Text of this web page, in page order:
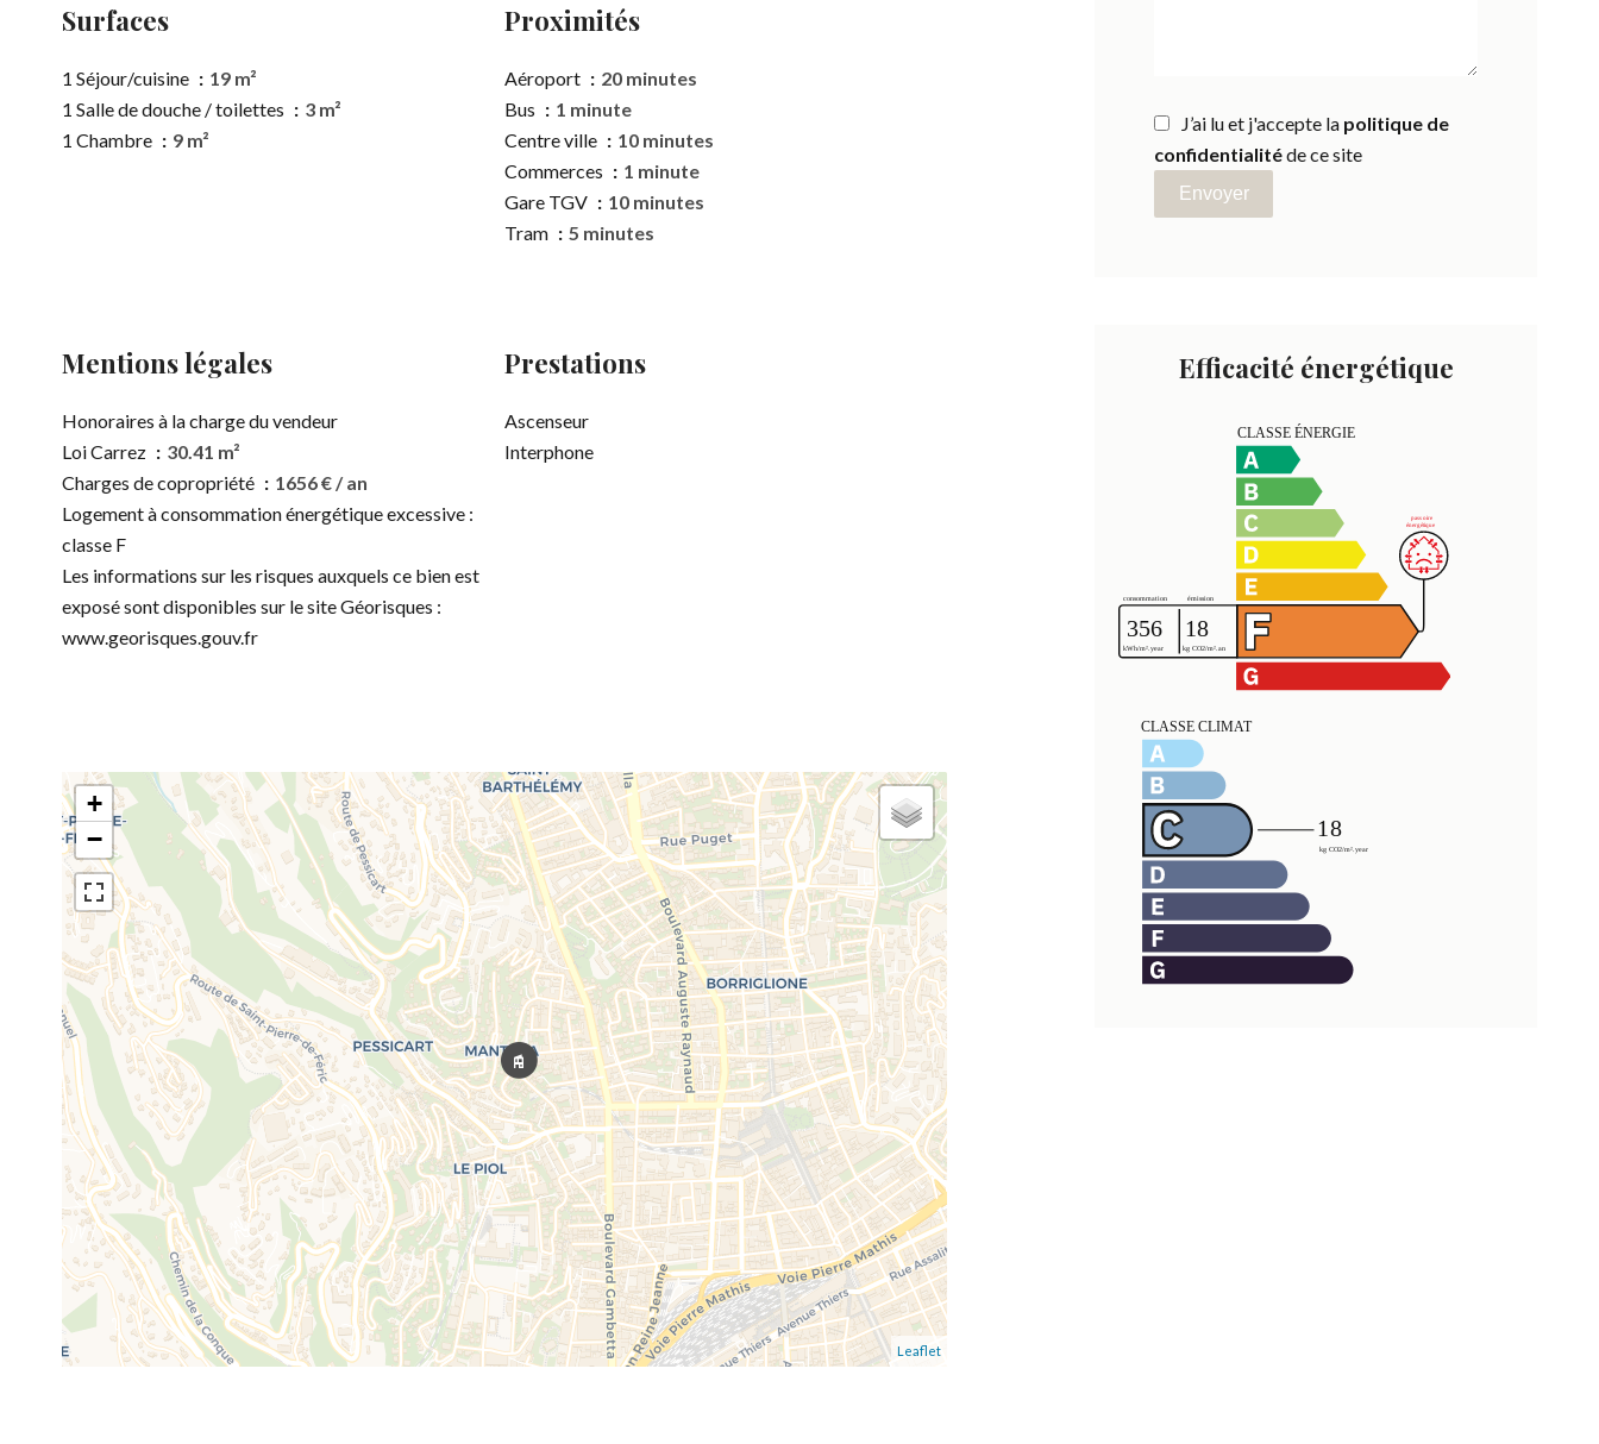
Surfaces
1 Séjour/cuisine
19 m²
1 Salle de douche / toilettes
3 m²
1 Chambre
9 m²
Proximités
Aéroport
20 minutes
Bus
1 minute
Centre ville
10 minutes
Commerces
1 minute
Gare TGV
10 minutes
Tram
5 minutes
Mentions légales
Honoraires à la charge du vendeur
Loi Carrez
30.41 m²
Charges de copropriété
1656 € / an
Logement à consommation énergétique excessive :
classe F
Les informations sur les risques auxquels ce bien est
exposé sont disponibles sur le site Géorisques :
www.georisques.gouv.fr
Prestations
Ascenseur
Interphone
+
−
Leaflet
J’ai lu et j'accepte la politique de
confidentialitéde ce site
Envoyer
Efficacité énergétique